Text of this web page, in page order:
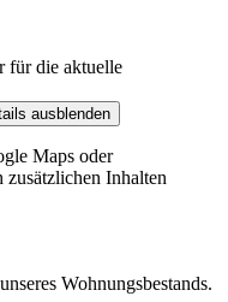
für die aktuelle
ausblenden
Maps oder
Inhalten
Wohnungsbestands.